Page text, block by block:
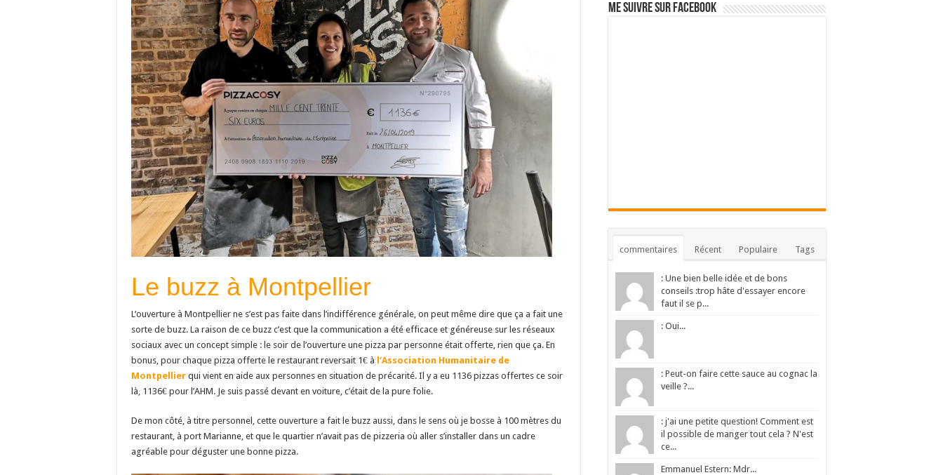
Le buzz à Montpellier
L’ouverture à Montpellier ne s’est pas faite dans l’indifférence générale, on peut même dire que ça a fait une
sorte de buzz. La raison de ce buzz c’est que la communication a été efficace et généreuse sur les réseaux
sociaux avec un concept simple : le soir de l’ouverture une pizza par personne était offerte, rien que ça. En
bonus, pour chaque pizza offerte le restaurant reversait 1€ à l’Association Humanitaire de
Montpellier qui vient en aide aux personnes en situation de précarité. Il y a eu 1136 pizzas offertes ce soir
là, 1136€ pour l’AHM. Je suis passé devant en voiture, c’était de la pure folie.
De mon côté, à titre personnel, cette ouverture a fait le buzz aussi, dans le sens où je bosse à 100 mètres du
restaurant, à port Marianne, et que le quartier n’avait pas de pizzeria où aller s’installer dans un cadre
agréable pour déguster une bonne pizza.
Me suivre sur Facebook
commentaires Récent Populaire Tags
: Une bien belle idée et de bons
conseils :trop hâte d'essayer encore
faut il se p...
: Oui...
: Peut-on faire cette sauce au cognac la
veille ?...
: j'ai une petite question! Comment est
il possible de manger tout cela ? N'est
ce...
Emmanuel Estern: Mdr...